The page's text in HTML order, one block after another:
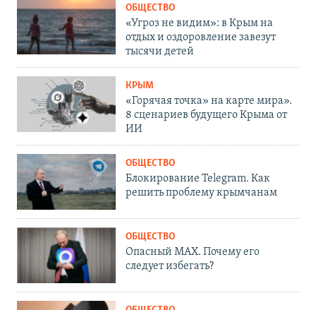
ОБЩЕСТВО
«Угроз не видим»: в Крым на
отдых и оздоровление завезут
тысячи детей
КРЫМ
«Горячая точка» на карте мира».
8 сценариев будущего Крыма от
ИИ
ОБЩЕСТВО
Блокирование Telegram. Как
решить проблему крымчанам
ОБЩЕСТВО
Опасный MAX. Почему его
следует избегать?